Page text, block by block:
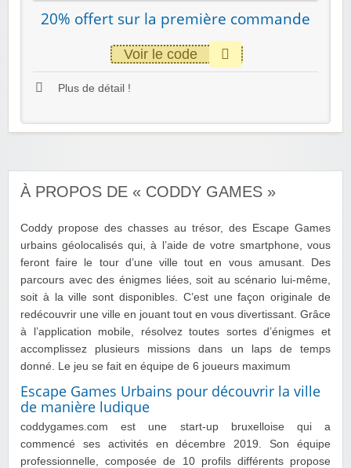
20% offert sur la première commande
Voir le code
Plus de détail !
À PROPOS DE « CODDY GAMES »
Coddy propose des chasses au trésor, des Escape Games
urbains géolocalisés qui, à l’aide de votre smartphone, vous
feront faire le tour d’une ville tout en vous amusant. Des
parcours avec des énigmes liées, soit au scénario lui-même,
soit à la ville sont disponibles. C’est une façon originale de
redécouvrir une ville en jouant tout en vous divertissant. Grâce
à l’application mobile, résolvez toutes sortes d’énigmes et
accomplissez plusieurs missions dans un laps de temps
donné. Le jeu se fait en équipe de 6 joueurs maximum
Escape Games Urbains pour découvrir la ville
de manière ludique
coddygames.com est une start-up bruxelloise qui a
commencé ses activités en décembre 2019. Son équipe
professionnelle, composée de 10 profils différents propose